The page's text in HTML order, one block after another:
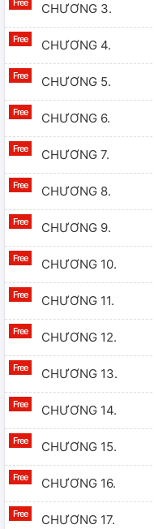
CHƯƠNG 3.
CHƯƠNG 4.
CHƯƠNG 5.
CHƯƠNG 6.
CHƯƠNG 7.
CHƯƠNG 8.
CHƯƠNG 9.
CHƯƠNG 10.
CHƯƠNG 11.
CHƯƠNG 12.
CHƯƠNG 13.
CHƯƠNG 14.
CHƯƠNG 15.
CHƯƠNG 16.
CHƯƠNG 17.